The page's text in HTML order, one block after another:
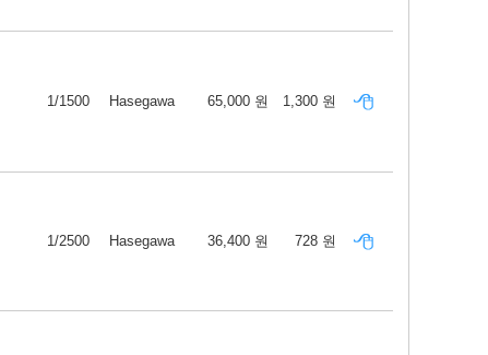
1/1500 Hasegawa 65,000 원 1,300 원
1/2500 Hasegawa 36,400 원 728 원